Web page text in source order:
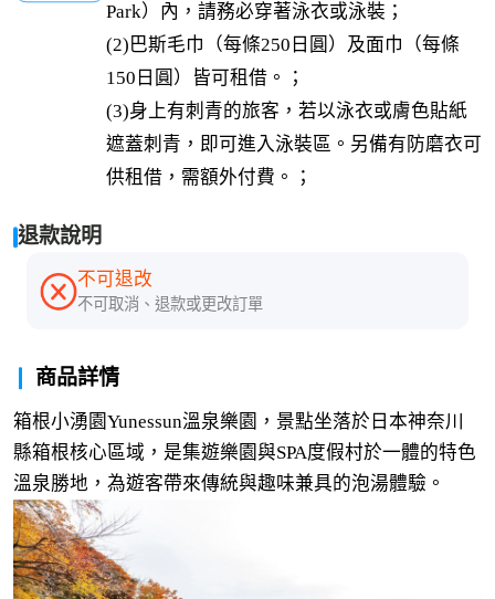
Park）內，請務必穿著泳衣或泳裝；
(2)巴斯毛巾（每條250日圓）及面巾（每條
150日圓）皆可租借。；
(3)身上有刺青的旅客，若以泳衣或膚色貼紙
遮蓋刺青，即可進入泳裝區。另備有防磨衣可
供租借，需額外付費。；
退款說明
不可退改
不可取消、退款或更改訂單
商品詳情
箱根小湧園Yunessun溫泉樂園，景點坐落於日本神奈川
縣箱根核心區域，是集遊樂園與SPA度假村於一體的特色
溫泉勝地，為遊客帶來傳統與趣味兼具的泡湯體驗。